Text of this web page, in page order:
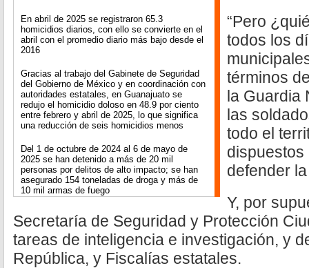
En abril de 2025 se registraron 65.3
homicidios diarios, con ello se convierte en el
abril con el promedio diario más bajo desde el
2016
Gracias al trabajo del Gabinete de Seguridad
del Gobierno de México y en coordinación con
autoridades estatales, en Guanajuato se
redujo el homicidio doloso en 48.9 por ciento
entre febrero y abril de 2025, lo que significa
una reducción de seis homicidios menos
Del 1 de octubre de 2024 al 6 de mayo de
2025 se han detenido a más de 20 mil
personas por delitos de alto impacto; se han
asegurado 154 toneladas de droga y más de
10 mil armas de fuego
“Pero
todos los
términos
la Guardia
las
todo el
dispuestos
defender
Y, por
Secretaría de Seguridad y Protección
tareas de inteligencia e investigación, y
República, y Fiscalías estatales.